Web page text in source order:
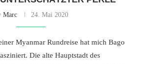
Marc 24. Mai 2020
Myanmar Rundreise hat mich Bago
Die alte Hauptstadt des